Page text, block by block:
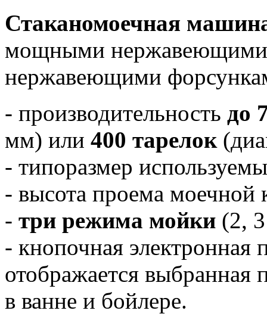
Стаканомоечная
мощными
нержавеющими
- производительность до
мм) или 400 тарелок
- типоразмер
- высота проема
- три режима мойки (2,
- кнопочная электронная
отображается выбранная
в ванне и бойлере.